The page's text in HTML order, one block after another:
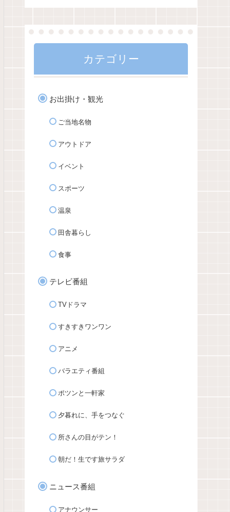
カテゴリー
お出掛け・観光
ご当地名物
アウトドア
イベント
スポーツ
温泉
田舎暮らし
食事
テレビ番組
TVドラマ
すきすきワンワン
アニメ
バラエティ番組
ポツンと一軒家
夕暮れに、手をつなぐ
所さんの目がテン！
朝だ！生です旅サラダ
ニュース番組
アナウンサー